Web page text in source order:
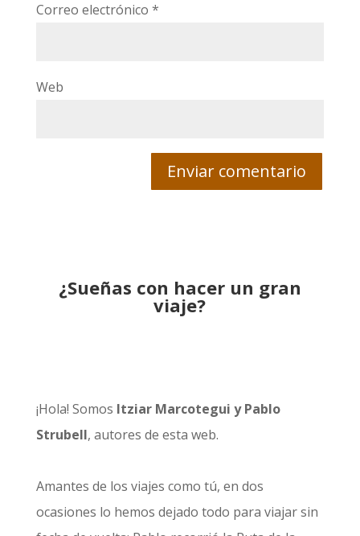
Correo electrónico *
Web
¿Sueñas con hacer un gran
viaje?
¡Hola! Somos Itziar Marcotegui y Pablo
Strubell, autores de esta web.
Amantes de los viajes como tú, en dos
ocasiones lo hemos dejado todo para viajar sin